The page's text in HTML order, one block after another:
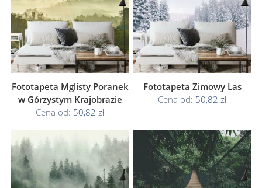
Fototapeta Mglisty Poranek
w Górzystym Krajobrazie
Cena od: 50,82 zł
Fototapeta Zimowy Las
Cena od: 50,82 zł